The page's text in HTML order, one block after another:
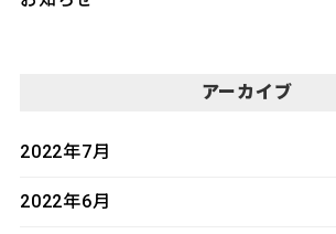
アーカイブ
2022年7月
2022年6月